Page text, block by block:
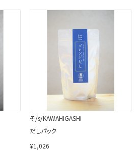
そ/s/KAWAHIGASHI
だしパック
¥1,026